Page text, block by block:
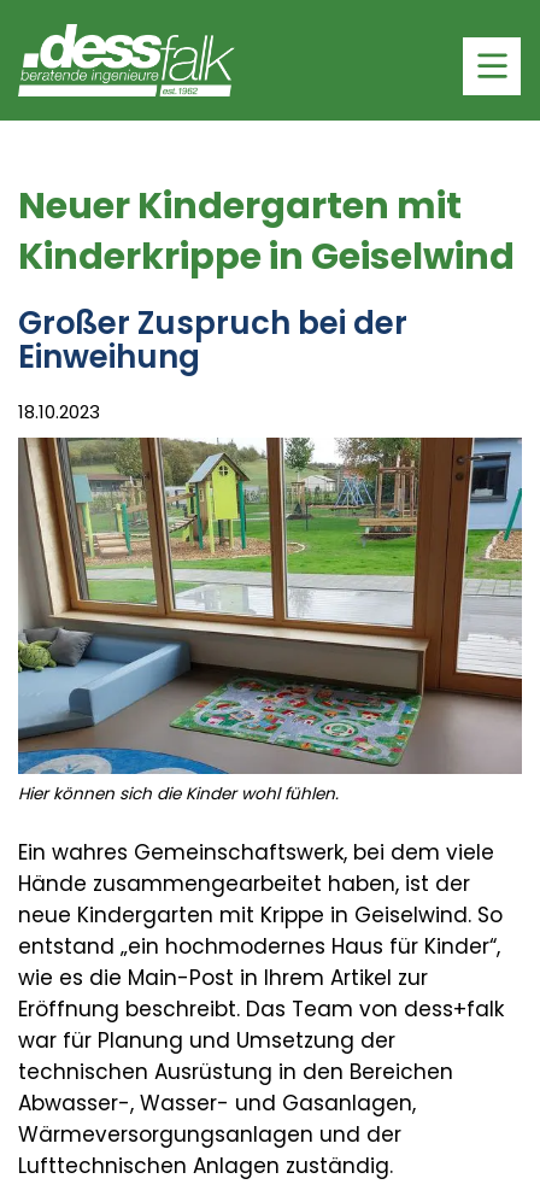
Neuer Kindergarten mit
Kinderkrippe in Geiselwind
Großer Zuspruch bei der
Einweihung
18.10.2023
Hier können sich die Kinder wohl fühlen.
Ein wahres Gemeinschaftswerk, bei dem viele
Hände zusammengearbeitet haben, ist der
neue Kindergarten mit Krippe in Geiselwind. So
entstand „ein hochmodernes Haus für Kinder“,
wie es die Main-Post in Ihrem Artikel zur
Eröffnung beschreibt. Das Team von dess+falk
war für Planung und Umsetzung der
technischen Ausrüstung in den Bereichen
Abwasser-, Wasser- und Gasanlagen,
Wärmeversorgungsanlagen und der
Lufttechnischen Anlagen zuständig.